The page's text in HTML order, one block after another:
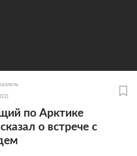
по Арктике
о встрече с